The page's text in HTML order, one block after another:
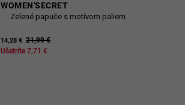
WOMEN'SECRET
Zelené papuče s motívom paliem
14,28 € 21,99 €
Ušetríte 7,71 €